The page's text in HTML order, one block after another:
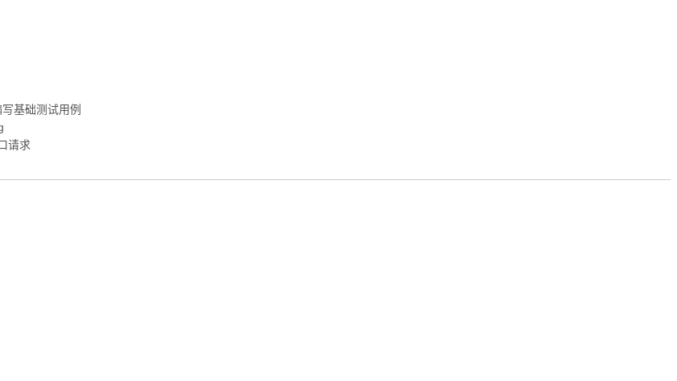
基础测试用例
请求